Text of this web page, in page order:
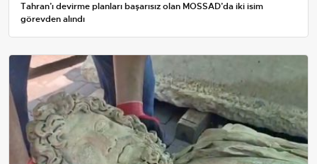
Tahran’ı devirme planları başarısız olan MOSSAD’da iki isim
görevden alındı